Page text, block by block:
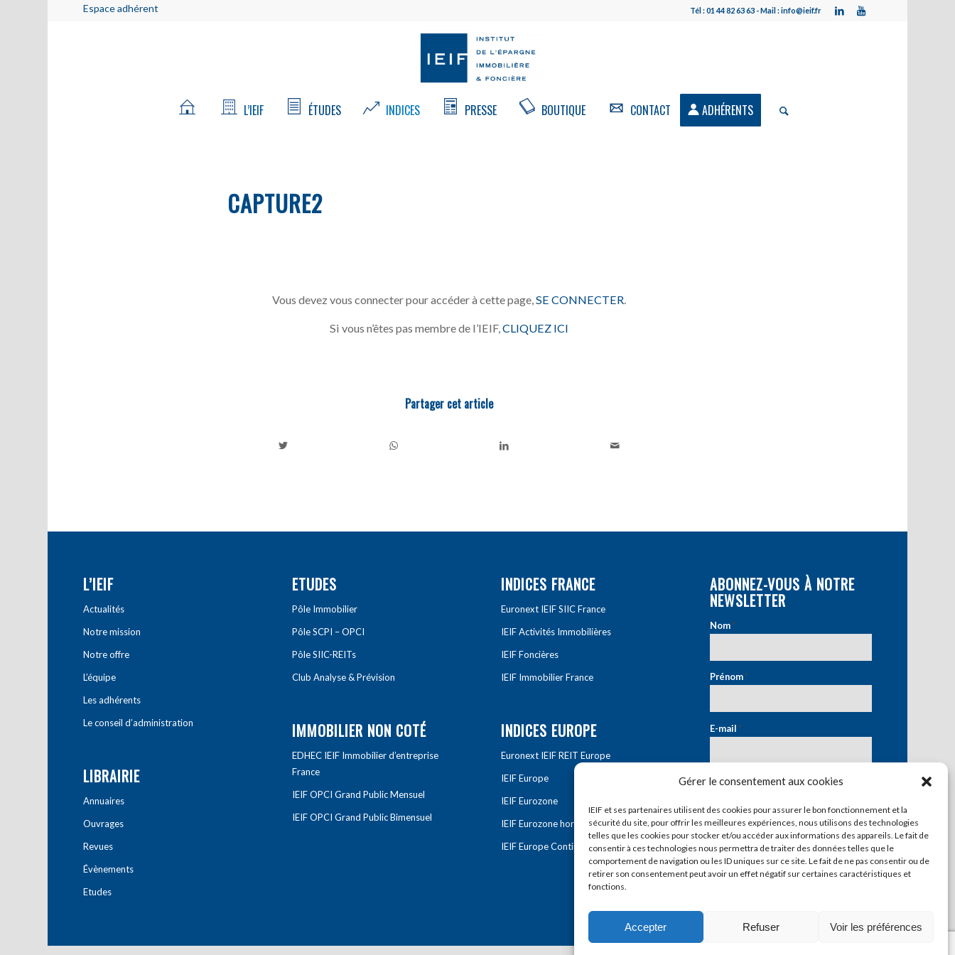
Gérer le consentement aux cookies
IEIF et ses partenaires utilisent des cookies pour assurer le bon fonctionnement et la
sécurité du site, pour offrir les meilleures expériences, nous utilisons des technologies
telles que les cookies pour stocker et/ou accéder aux informations des appareils. Le fait de
consentir à ces technologies nous permettra de traiter des données telles que le
comportement de navigation ou les ID uniques sur ce site. Le fait de ne pas consentir ou de
retirer son consentement peut avoir un effet négatif sur certaines caractéristiques et
fonctions.
Accepter Refuser Voir les préférences
Espace adhérent Tél : 01 44 82 63 63 - Mail : info@ieif.fr
L’IEIF ÉTUDES INDICES PRESSE BOUTIQUE CONTACT ADHÉRENTS
CAPTURE2
Vous devez vous connecter pour accéder à cette page, SE CONNECTER
Si vous n’êtes pas membre de l’IEIF,CLIQUEZ ICI
Partager cet article
L’IEIF
Actualités
Notre mission
Notre offre
L’équipe
Les adhérents
Le conseil d’administration
LIBRAIRIE
Annuaires
Ouvrages
Revues
Évènements
Etudes
ETUDES
Pôle Immobilier
Pôle SCPI – OPCI
Pôle SIIC-REITs
Club Analyse & Prévision
IMMOBILIER NON COTÉ
EDHEC IEIF Immobilier d’entreprise
France
IEIF OPCI Grand Public Mensuel
IEIF OPCI Grand Public Bimensuel
INDICES FRANCE
Euronext IEIF SIIC France
IEIF Activités Immobilières
IEIF Foncières
IEIF Immobilier France
INDICES EUROPE
Euronext IEIF REIT Europe
IEIF Europe
IEIF Eurozone
IEIF Eurozone hors France
IEIF Europe Continentale
ABONNEZ-VOUS À NOTRE
NEWSLETTER
Nom*
Prénom*
E-mail*